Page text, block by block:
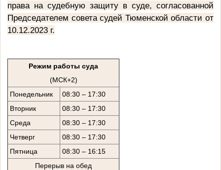
права на судебную защиту в суде, согласованной
Председателем совета судей Тюменской области от
10.12.2023 г.
Режим работы суда
(МСК+2)
Понедельник
08:30 – 17:30
Вторник
08:30 – 17:30
Среда
08:30 – 17:30
Четверг
08:30 – 17:30
Пятница
08:30 – 16:15
Перерыв на обед